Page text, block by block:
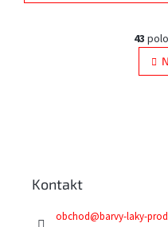
43
Kontakt
obchod@barvy-laky-